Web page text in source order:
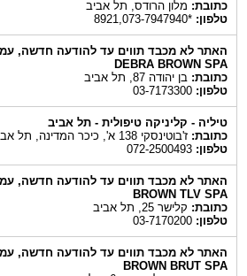
כתובת:מלון הרודס, תל אביב
טלפון:*8921,073-7947940
האתר לא מכבד תווים עד להודעה חדשה,
DEBRA BROWN SPA
כתובת:בן יהודה 87, תל אביב
טלפון:03-7173300
טיליה - קליניקה טיפולית - תל אביב
כתובת:ז'בוטינסקי 138 א', כיכר המדינה, תל אביב
טלפון:072-2500493
האתר לא מכבד תווים עד להודעה חדשה,
BROWN TLV SPA
כתובת:קלישר 25, תל אביב
טלפון:03-7170200
האתר לא מכבד תווים עד להודעה חדשה,
BROWN BRUT SPA